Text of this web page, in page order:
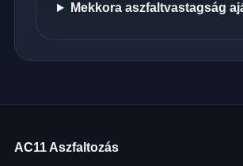
Mekkora aszfaltvastagság
AC11 Aszfaltozás